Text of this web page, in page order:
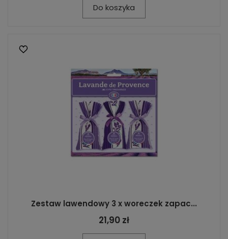
Do koszyka
Zestaw lawendowy 3 x woreczek zapac...
21,90 zł